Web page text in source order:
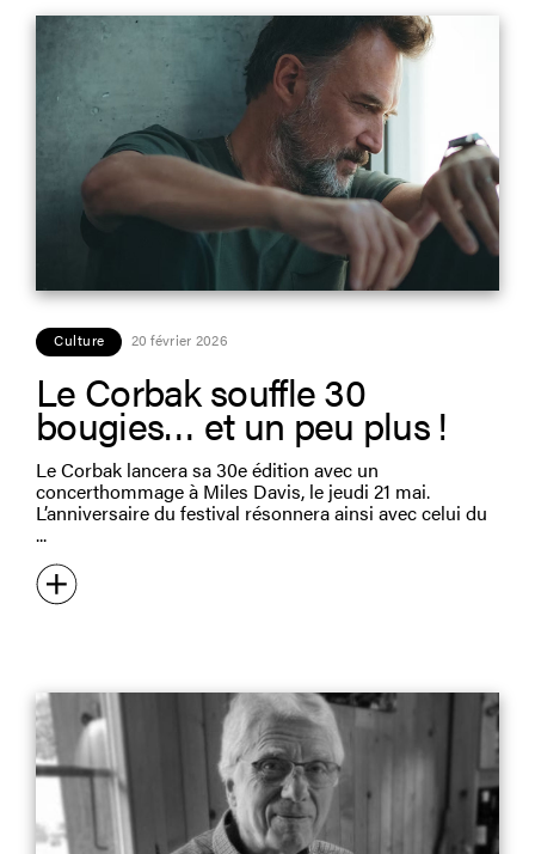
Culture 20 février 2026
Le Corbak souffle 30
bougies… et un peu plus !
Le Corbak lancera sa 30e édition avec un
concerthommage à Miles Davis, le jeudi 21 mai.
L’anniversaire du festival résonnera ainsi avec celui du